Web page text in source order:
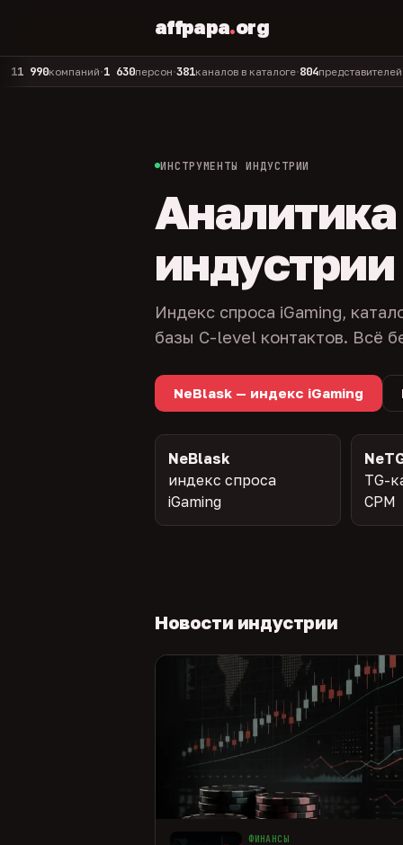
affpapa.org
компаний•1 630персон•381каналов в каталоге•804представителей•325
ИНСТРУМЕНТЫ ИНДУСТРИИ
индустрии
Индекс спроса iGaming,
базы C-level контактов. Всё
NeBlask — индекс iGaming
NeBlask
индекс спроса
iGaming
TG-
CPM
Новости индустрии
ФИНАНСЫ